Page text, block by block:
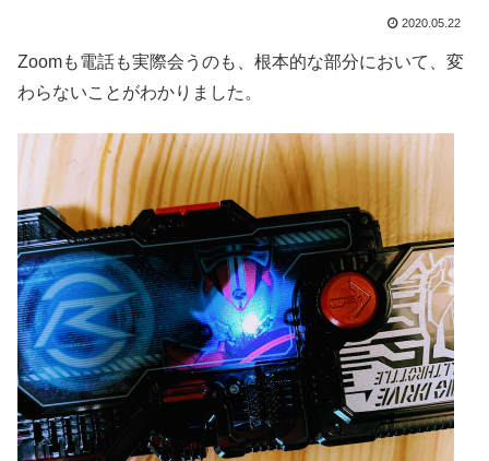
2020.05.22
Zoomも電話も実際会うのも、根本的な部分において、変
わらないことがわかりました。